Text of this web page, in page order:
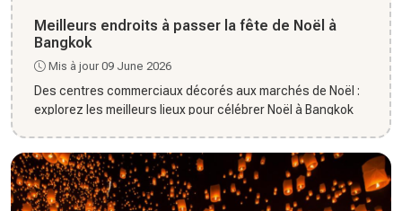
Meilleurs endroits à passer la fête de Noël à
Bangkok
Mis à jour 09 June 2026
Des centres commerciaux décorés aux marchés de Noël :
explorez les meilleurs lieux pour célébrer Noël à Bangkok